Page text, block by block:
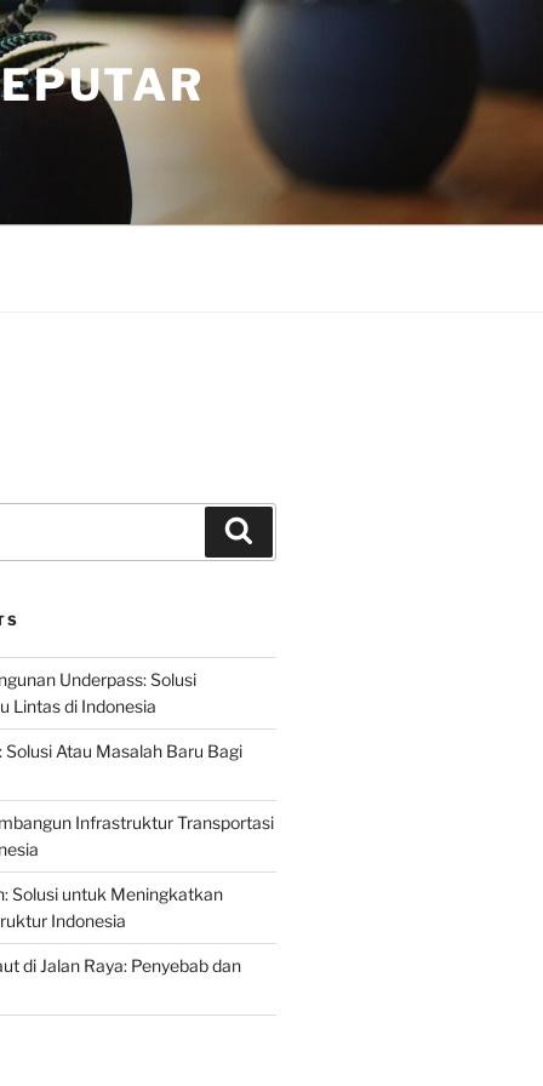
Underpass: Solusi
Lintas di Indonesia
Solusi Atau Masalah Baru Bagi
Infrastruktur Transportasi
Solusi untuk Meningkatkan
Indonesia
di Jalan Raya: Penyebab dan